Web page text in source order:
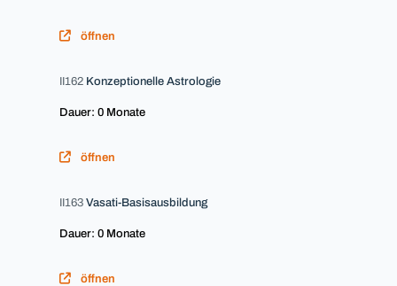
öffnen
II162 Konzeptionelle Astrologie
Dauer: 0 Monate
öffnen
II163 Vasati-Basisausbildung
Dauer: 0 Monate
öffnen